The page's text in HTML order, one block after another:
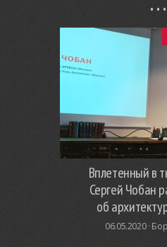
Вплетенный в
Сергей Чобан
об
06.05.2020 ·